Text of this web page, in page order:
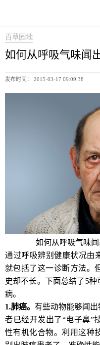
百草园地
如何从呼吸气味闻
发布时间： 2015-03-17 09:09:38
如何从呼吸气味闻
通过呼吸辨别健康状况由
就包括了这一诊断方法。
史却不长。下面总结了5
病。
1.肺癌。 有些动物能够闻
者已经开发出了“电子鼻”
性有机化合物。利用这种